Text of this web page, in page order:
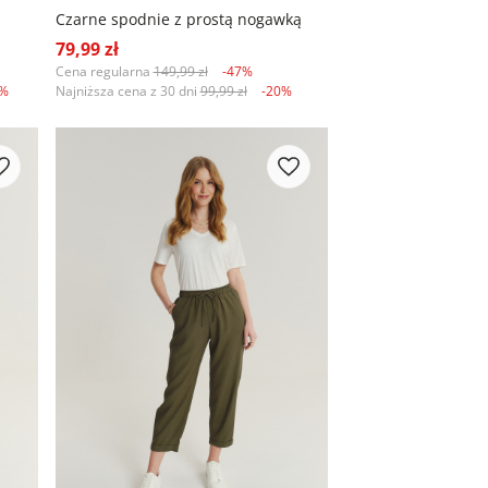
Czarne spodnie z prostą nogawką
79,99 zł
Cena regularna149,99 zł
-47%
Najniższa cena z 30 dni99,99 zł -20%